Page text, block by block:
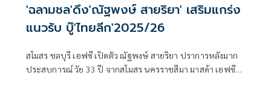
'ฉลามชล'ดึง'ณัฐพงษ์ สายริยา' เสริมแกร่ง
แนวรับ บู๊'ไทยลีก'2025/26
สโมสร ชลบุรี เอฟซี เปิดตัว ณัฐพงษ์ สายริยา ปราการหลังมาก
ประสบการณ์ วัย 33 ปี จากสโมสร นครราชสีมา มาสด้า เอฟซี